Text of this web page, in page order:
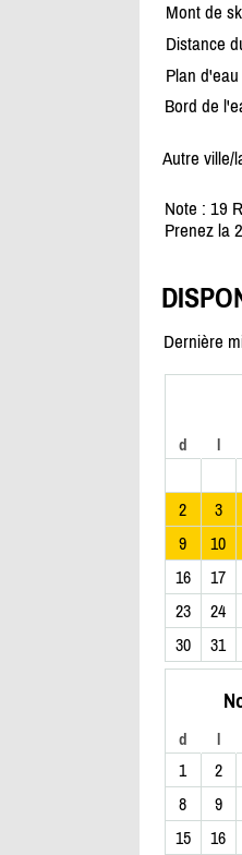
Mont de
Distance
Plan
Bord de
Autre ville/
Note : 19
Prenez la
Dernière
d l
2
3
9
10
16
17
23
24
30
31
d l
1 2
8
9
15
16